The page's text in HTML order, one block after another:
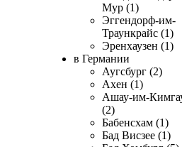
Мур (1)
Эггендорф-им-
Траункрайс (1)
Эренхаузен (1)
в Германии
Аугсбург (2)
Ахен (1)
Ашау-им-
(2)
Бабенсхам (1)
Бад Висзее (1)